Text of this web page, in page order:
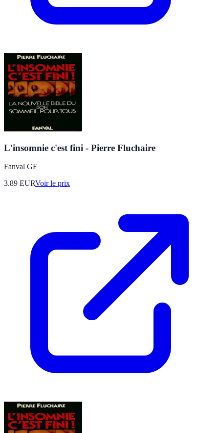
L'insomnie c'est fini - Pierre Fluchaire
Fanval GF
3.89 EURVoir le prix